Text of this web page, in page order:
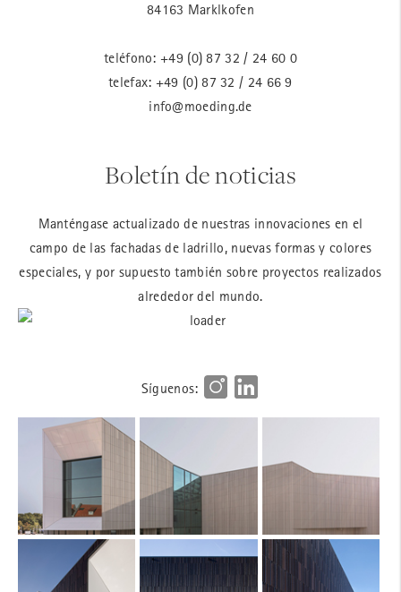
84163 Marklkofen
teléfono: +49 (0) 87 32 / 24 60 0
telefax: +49 (0) 87 32 / 24 66 9
info@moeding.de
Boletín de noticias
Manténgase actualizado de nuestras innovaciones en el
campo de las fachadas de ladrillo, nuevas formas y colores
especiales, y por supuesto también sobre proyectos realizados
alrededor del mundo.
Síguenos: